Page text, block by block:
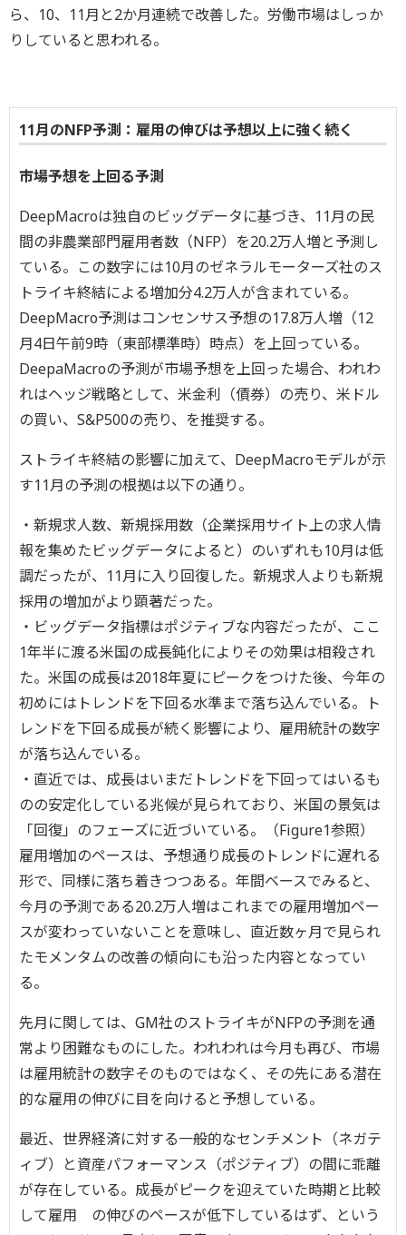
ら、10、11月と2か月連続で改善した。労働市場はしっか
りしていると思われる。
11月のNFP予測：雇用の伸びは予想以上に強く続く
市場予想を上回る予測
DeepMacroは独自のビッグデータに基づき、11月の民
間の非農業部門雇用者数（NFP）を20.2万人増と予測し
ている。この数字には10月のゼネラルモーターズ社のス
トライキ終結による増加分4.2万人が含まれている。
DeepMacro予測はコンセンサス予想の17.8万人増（12
月4日午前9時（東部標準時）時点）を上回っている。
DeepaMacroの予測が市場予想を上回った場合、われわ
れはヘッジ戦略として、米金利（債券）の売り、米ドル
の買い、S&P500の売り、を推奨する。
ストライキ終結の影響に加えて、DeepMacroモデルが示
す11月の予測の根拠は以下の通り。
・新規求人数、新規採用数（企業採用サイト上の求人情
報を集めたビッグデータによると）のいずれも10月は低
調だったが、11月に入り回復した。新規求人よりも新規
採用の増加がより顕著だった。
・ビッグデータ指標はポジティブな内容だったが、ここ
1年半に渡る米国の成長鈍化によりその効果は相殺され
た。米国の成長は2018年夏にピークをつけた後、今年の
初めにはトレンドを下回る水準まで落ち込んでいる。ト
レンドを下回る成長が続く影響により、雇用統計の数字
が落ち込んでいる。
・直近では、成長はいまだトレンドを下回ってはいるも
のの安定化している兆候が見られており、米国の景気は
「回復」のフェーズに近づいている。（Figure1参照）
雇用増加のペースは、予想通り成長のトレンドに遅れる
形で、同様に落ち着きつつある。年間ベースでみると、
今月の予測である20.2万人増はこれまでの雇用増加ペー
スが変わっていないことを意味し、直近数ヶ月で見られ
たモメンタムの改善の傾向にも沿った内容となってい
る。
先月に関しては、GM社のストライキがNFPの予測を通
常より困難なものにした。われわれは今月も再び、市場
は雇用統計の数字そのものではなく、その先にある潜在
的な雇用の伸びに目を向けると予想している。
最近、世界経済に対する一般的なセンチメント（ネガテ
ィブ）と資産パフォーマンス（ポジティブ）の間に乖離
が存在している。成長がピークを迎えていた時期と比較
して雇用 の伸びのペースが低下しているはず、という